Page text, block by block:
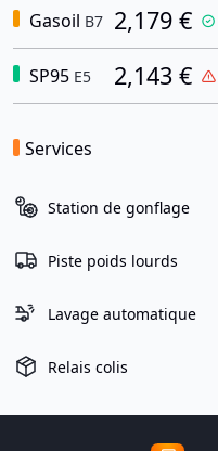
Gasoil B7 2,179 €
SP95 E5 2,143 €
Services
Station de gonflage
Piste poids lourds
Lavage automatique
Relais colis